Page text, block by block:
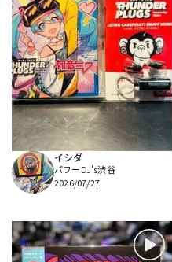
イシダ
パワーDJ's渋谷
2026/07/27